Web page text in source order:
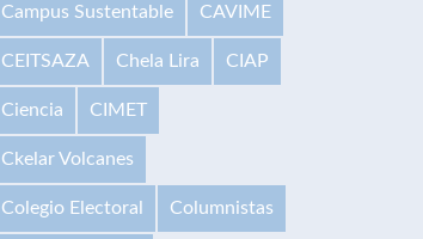
Campus Sustentable CAVIME
CEITSAZA Chela Lira CIAP
Ciencia CIMET
Ckelar Volcanes
Colegio Electoral Columnistas